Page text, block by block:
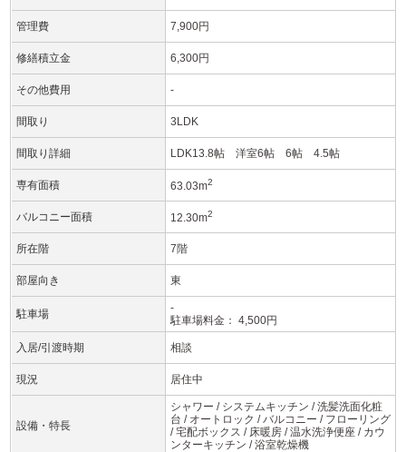
管理費 7,900円
修繕積立金 6,300円
その他費用 -
間取り 3LDK
間取り詳細 LDK13.8帖 洋室6帖 6帖 4.5帖
専有面積 63.03m2
バルコニー面積 12.30m2
所在階 7階
部屋向き 東
駐車場
-
駐車場料金： 4,500円
入居/引渡時期 相談
現況 居住中
設備・特長
シャワー / システムキッチン / 洗髪洗面化粧
台 / オートロック / バルコニー / フローリング
/ 宅配ボックス / 床暖房 / 温水洗浄便座 / カウ
ンターキッチン / 浴室乾燥機